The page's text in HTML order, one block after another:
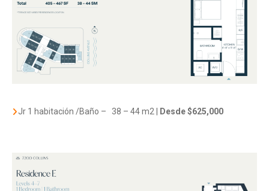
Jr 1 habitación /Baño – 38 – 44 m2 Desde $625,000